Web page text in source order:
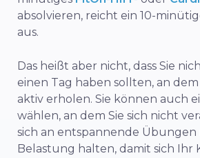
absolvieren, reicht ein 10-
aus.
Das heißt aber nicht, dass Sie
einen Tag haben sollten, an dem
aktiv erholen. Sie können auch
wählen, an dem Sie sich nicht
sich an entspannende
Belastung halten, damit sich Ihr